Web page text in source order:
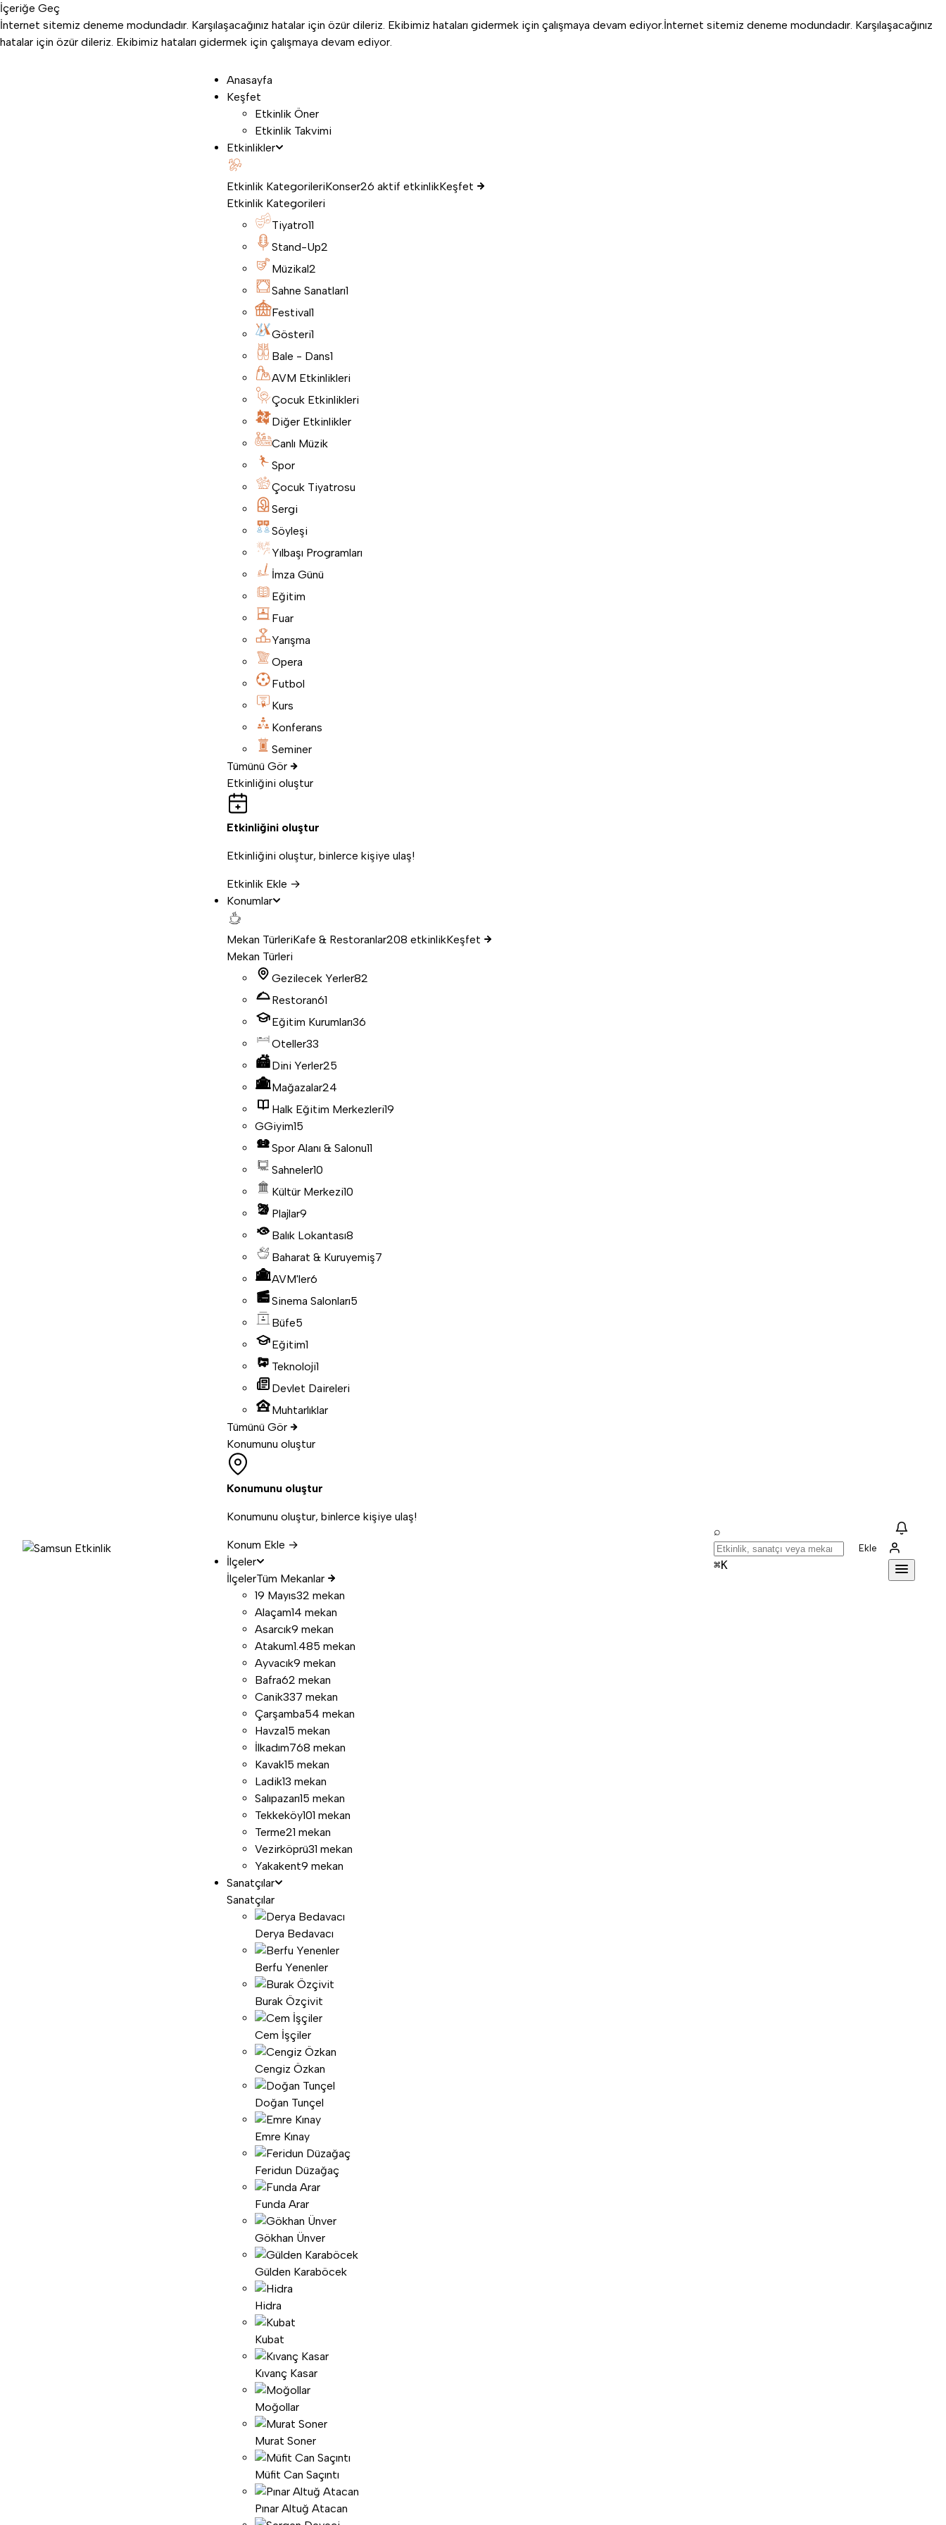
İçeriğe Geç
İnternet sitemiz deneme modundadır. Karşılaşacağınız hatalar için özür dileriz. Ekibimiz hataları gidermek için çalışmaya devam ediyor.İnternet sitemiz deneme modundadır. Karşılaşacağınız
hatalar için özür dileriz. Ekibimiz hataları gidermek için çalışmaya devam ediyor.
Anasayfa
Keşfet
Etkinlik Öner
Etkinlik Takvimi
Etkinlikler
Etkinlik KategorileriKonser26 aktif etkinlikKeşfet
Etkinlik Kategorileri
Tiyatro11
Stand-Up2
Müzikal2
Sahne Sanatları1
Festival1
Gösteri1
Bale - Dans1
AVM Etkinlikleri
Çocuk Etkinlikleri
Diğer Etkinlikler
Canlı Müzik
Spor
Çocuk Tiyatrosu
Sergi
Söyleşi
Yılbaşı Programları
İmza Günü
Eğitim
Fuar
Yarışma
Opera
Futbol
Kurs
Konferans
Seminer
Tümünü Gör
Etkinliğini oluştur
Etkinliğini oluştur
Etkinliğini oluştur, binlerce kişiye ulaş!
Etkinlik Ekle →
Konumlar
Mekan TürleriKafe & Restoranlar208 etkinlikKeşfet
Mekan Türleri
Gezilecek Yerler82
Restoran61
Eğitim Kurumları36
Oteller33
Dini Yerler25
Mağazalar24
Halk Eğitim Merkezleri19
GGiyim15
Spor Alanı & Salonu11
Sahneler10
Kültür Merkezi10
Plajlar9
Balık Lokantası8
Baharat & Kuruyemiş7
AVM'ler6
Sinema Salonları5
Büfe5
Eğitim1
Teknoloji1
Devlet Daireleri
Muhtarlıklar
Tümünü Gör
Konumunu oluştur
Konumunu oluştur
Konumunu oluştur, binlerce kişiye ulaş!
Konum Ekle →
İlçeler
İlçelerTüm Mekanlar
19 Mayıs32 mekan
Alaçam14 mekan
Asarcık9 mekan
Atakum1.485 mekan
Ayvacık9 mekan
Bafra62 mekan
Canik337 mekan
Çarşamba54 mekan
Havza15 mekan
İlkadım768 mekan
Kavak15 mekan
Ladik13 mekan
Salıpazarı15 mekan
Tekkeköy101 mekan
Terme21 mekan
Vezirköprü31 mekan
Yakakent9 mekan
Sanatçılar
Sanatçılar
Derya Bedavacı
Berfu Yenenler
Burak Özçivit
Cem İşçiler
Cengiz Özkan
Doğan Tunçel
Emre Kınay
Feridun Düzağaç
Funda Arar
Gökhan Ünver
Gülden Karaböcek
Hidra
Kubat
Kıvanç Kasar
Moğollar
Murat Soner
Müfit Can Saçıntı
Pınar Altuğ Atacan
⌕
⌘K
Ekle